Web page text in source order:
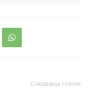
Следваща статия